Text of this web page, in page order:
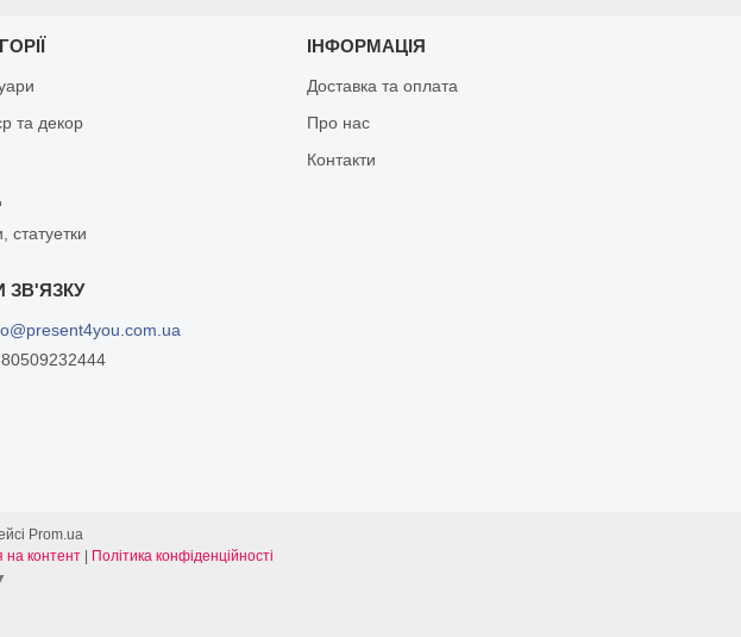
та декор
статуетки
ІНФОРМАЦІЯ
Доставка та оплата
Про нас
Контакти
Prom.ua
на контент
Політика конфіденційності